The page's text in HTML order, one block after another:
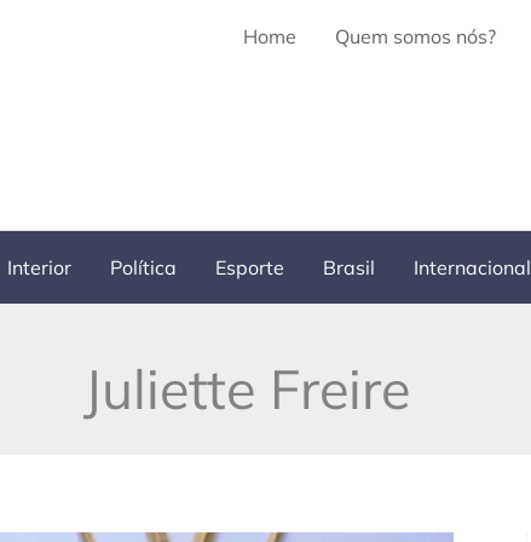
Home Quem somos nós?
Interior Política Esporte Brasil Internacional
Juliette Freire